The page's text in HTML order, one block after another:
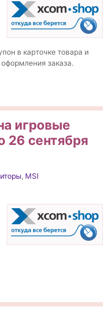
в карточке товара и
заказа.
игровые
26 сентября
MSI